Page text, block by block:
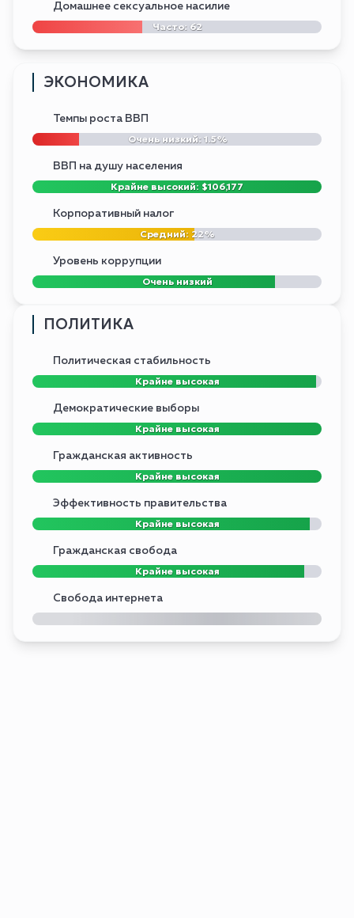
Домашнее сексуальное насилие
Часто: 62
ЭКОНОМИКА
Темпы роста ВВП
Очень низкий: 1.5%
ВВП на душу населения
Крайне высокий: $106,177
Корпоративный налог
Средний: 22%
Уровень коррупции
Очень низкий
ПОЛИТИКА
Политическая стабильность
Крайне высокая
Демократические выборы
Крайне высокая
Гражданская активность
Крайне высокая
Эффективность правительства
Крайне высокая
Гражданская свобода
Крайне высокая
Свобода интернета